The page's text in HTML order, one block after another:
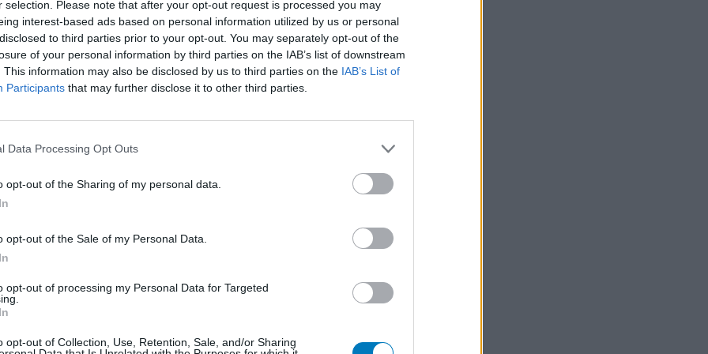
selection. Please note that after your opt-out request is processed you may
interest-based ads based on personal information utilized by us or personal
to third parties prior to your opt-out. You may separately opt-out of the
of your personal information by third parties on the IAB’s list of downstream
This information may also be disclosed by us to third parties on the IAB’s List of
Participants that may further disclose it to other third parties.
Data Processing Opt Outs
opt-out of the Sharing of my personal data.
opt-out of the Sale of my Personal Data.
opt-out of processing my Personal Data for Targeted
opt-out of Collection, Use, Retention, Sale, and/or Sharing
Effectiviteit
Hoeveelheid bijwerkingen
Bijwerkingen
misselijkheid
hoofdpijn
vermoeidheid
acne
gewenste
toch
traject
Na een
gezond
1
Anticonceptie - overig
Depressie - antidepressiva SSRI